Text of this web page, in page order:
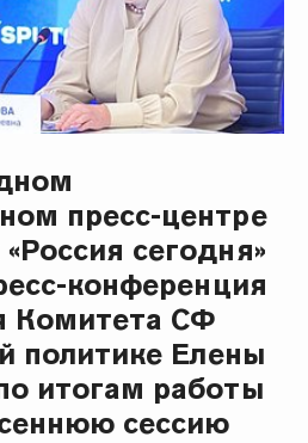
пресс-центре
сегодня»
конференция
Комитета СФ
политике Елены
итогам работы
сессию